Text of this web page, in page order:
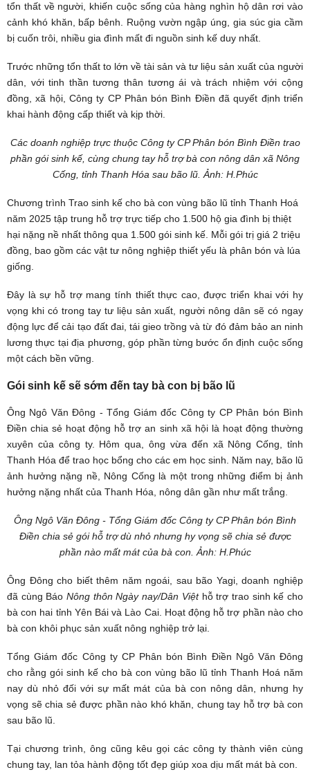
tổn thất về người, khiến cuộc sống của hàng nghìn hộ dân rơi vào
cảnh khó khăn, bấp bênh. Ruộng vườn ngập úng, gia súc gia cầm
bị cuốn trôi, nhiều gia đình mất đi nguồn sinh kế duy nhất.
Trước những tổn thất to lớn về tài sản và tư liệu sản xuất của người
dân, với tinh thần tương thân tương ái và trách nhiệm với cộng
đồng, xã hội, Công ty CP Phân bón Bình Điền đã quyết định triển
khai hành động cấp thiết và kịp thời.
Các doanh nghiệp trực thuộc Công ty CP Phân bón Bình Điền trao
phần gói sinh kế, cùng chung tay hỗ trợ bà con nông dân xã Nông
Cống, tỉnh Thanh Hóa sau bão lũ. Ảnh: H.Phúc
Chương trình Trao sinh kế cho bà con vùng bão lũ tỉnh Thanh Hoá
năm 2025 tập trung hỗ trợ trực tiếp cho 1.500 hộ gia đình bị thiệt
hại nặng nề nhất thông qua 1.500 gói sinh kế. Mỗi gói trị giá 2 triệu
đồng, bao gồm các vật tư nông nghiệp thiết yếu là phân bón và lúa
giống.
Đây là sự hỗ trợ mang tính thiết thực cao, được triển khai với hy
vọng khi có trong tay tư liệu sản xuất, người nông dân sẽ có ngay
động lực để cải tạo đất đai, tái gieo trồng và từ đó đảm bảo an ninh
lương thực tại địa phương, góp phần từng bước ổn định cuộc sống
một cách bền vững.
Gói sinh kế sẽ sớm đến tay bà con bị bão lũ
Ông Ngô Văn Đông - Tổng Giám đốc Công ty CP Phân bón Bình
Điền chia sẻ hoạt động hỗ trợ an sinh xã hội là hoạt động thường
xuyên của công ty. Hôm qua, ông vừa đến xã Nông Cống, tỉnh
Thanh Hóa để trao học bổng cho các em học sinh. Năm nay, bão lũ
ảnh hưởng nặng nề, Nông Cống là một trong những điểm bị ảnh
hưởng nặng nhất của Thanh Hóa, nông dân gần như mất trắng.
Ông Ngô Văn Đông - Tổng Giám đốc Công ty CP Phân bón Bình
Điền chia sẻ gói hỗ trợ dù nhỏ nhưng hy vọng sẽ chia sẻ được
phần nào mất mát của bà con. Ảnh: H.Phúc
Ông Đông cho biết thêm năm ngoái, sau bão Yagi, doanh nghiệp
đã cùng BáoNông thôn Ngày nay/Dân Việthỗ trợ trao sinh kế cho
bà con hai tỉnh Yên Bái và Lào Cai. Hoạt động hỗ trợ phần nào cho
bà con khôi phục sản xuất nông nghiệp trở lại.
Tổng Giám đốc Công ty CP Phân bón Bình Điền Ngô Văn Đông
cho rằng gói sinh kế cho bà con vùng bão lũ tỉnh Thanh Hoá năm
nay dù nhỏ đối với sự mất mát của bà con nông dân, nhưng hy
vọng sẽ chia sẻ được phần nào khó khăn, chung tay hỗ trợ bà con
sau bão lũ.
Tại chương trình, ông cũng kêu gọi các công ty thành viên cùng
chung tay, lan tỏa hành động tốt đẹp giúp xoa dịu mất mát bà con.